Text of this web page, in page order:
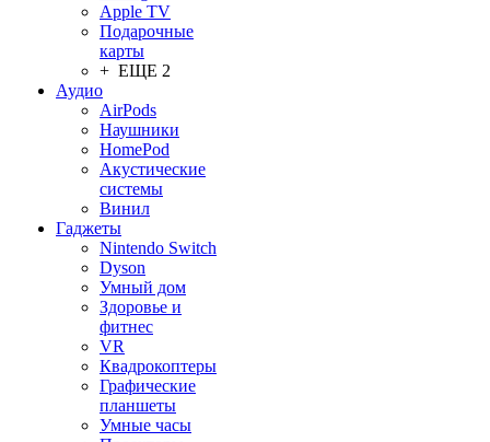
Apple TV
Подарочные
карты
+ ЕЩЕ 2
Аудио
AirPods
Наушники
HomePod
Акустические
системы
Винил
Гаджеты
Nintendo Switch
Dyson
Умный дом
Здоровье и
фитнес
VR
Квадрокоптеры
Графические
планшеты
Умные часы